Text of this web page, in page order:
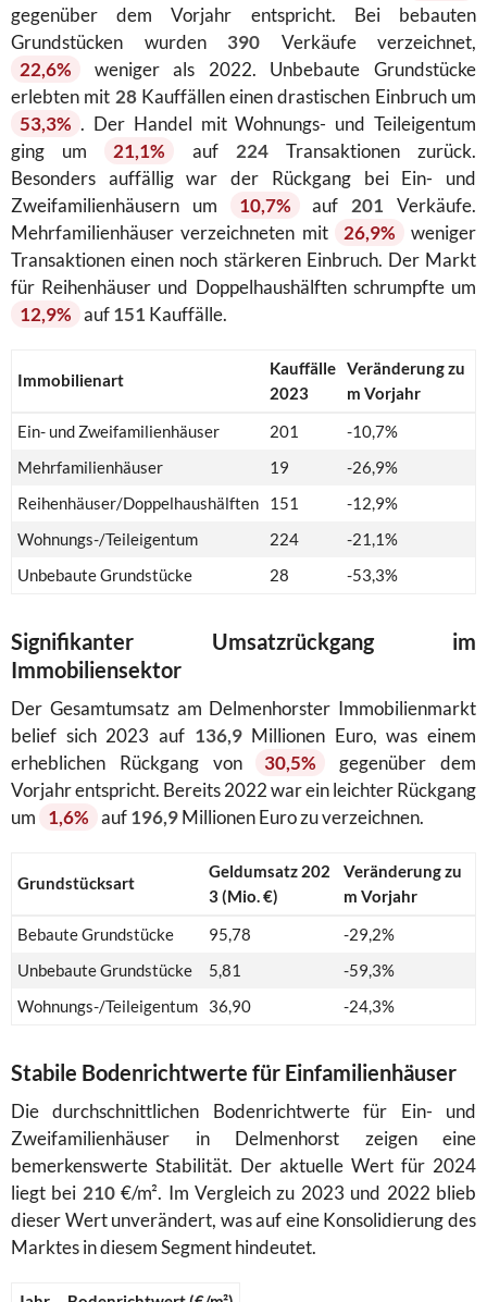
gegenüber dem Vorjahr entspricht. Bei bebauten
Grundstücken wurden 390 Verkäufe verzeichnet,
22,6%
weniger als 2022. Unbebaute Grundstücke
erlebten mit 28Kauffällen einen drastischen Einbruch um
53,3% . Der Handel mit Wohnungs- und Teileigentum
ging um
21,1% auf 224Transaktionen zurück.
Besonders auffällig war der Rückgang bei Ein- und
Zweifamilienhäusern um
10,7% auf 201 Verkäufe.
Mehrfamilienhäuser verzeichneten mit
26,9%
weniger
Transaktionen einen noch stärkeren Einbruch. Der Markt
für Reihenhäuser und Doppelhaushälften schrumpfte um
12,9% auf151 Kauffälle.
Immobilienart
Kauffälle
2023
Veränderung zu
m Vorjahr
Ein- und Zweifamilienhäuser
201
-10,7%
Mehrfamilienhäuser
19
-26,9%
Reihenhäuser/Doppelhaushälften
151
-12,9%
Wohnungs-/Teileigentum
224
-21,1%
Unbebaute Grundstücke
28 -53,3%
Signifikanter Umsatzrückgang im
Immobiliensektor
Der Gesamtumsatz am Delmenhorster Immobilienmarkt
belief sich 2023 auf 136,9Millionen Euro, was einem
erheblichen Rückgang von
30,5%
gegenüber dem
Vorjahr entspricht. Bereits 2022 war ein leichter Rückgang
um
1,6% auf196,9Millionen Euro zu verzeichnen.
Grundstücksart
Geldumsatz 202
3 (Mio. €)
Veränderung zu
m Vorjahr
Bebaute Grundstücke
95,78
-29,2%
Unbebaute Grundstücke
5,81
-59,3%
Wohnungs-/Teileigentum
36,90 -24,3%
Stabile Bodenrichtwerte für Einfamilienhäuser
Die durchschnittlichen Bodenrichtwerte für Ein- und
Zweifamilienhäuser in Delmenhorst zeigen eine
bemerkenswerte Stabilität. Der aktuelle Wert für 2024
liegt bei 210€/m². Im Vergleich zu 2023 und 2022 blieb
dieser Wert unverändert, was auf eine Konsolidierung des
Marktes in diesem Segment hindeutet.